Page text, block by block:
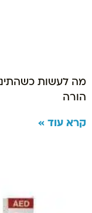
מה לעשות
הורה
קרא עוד »